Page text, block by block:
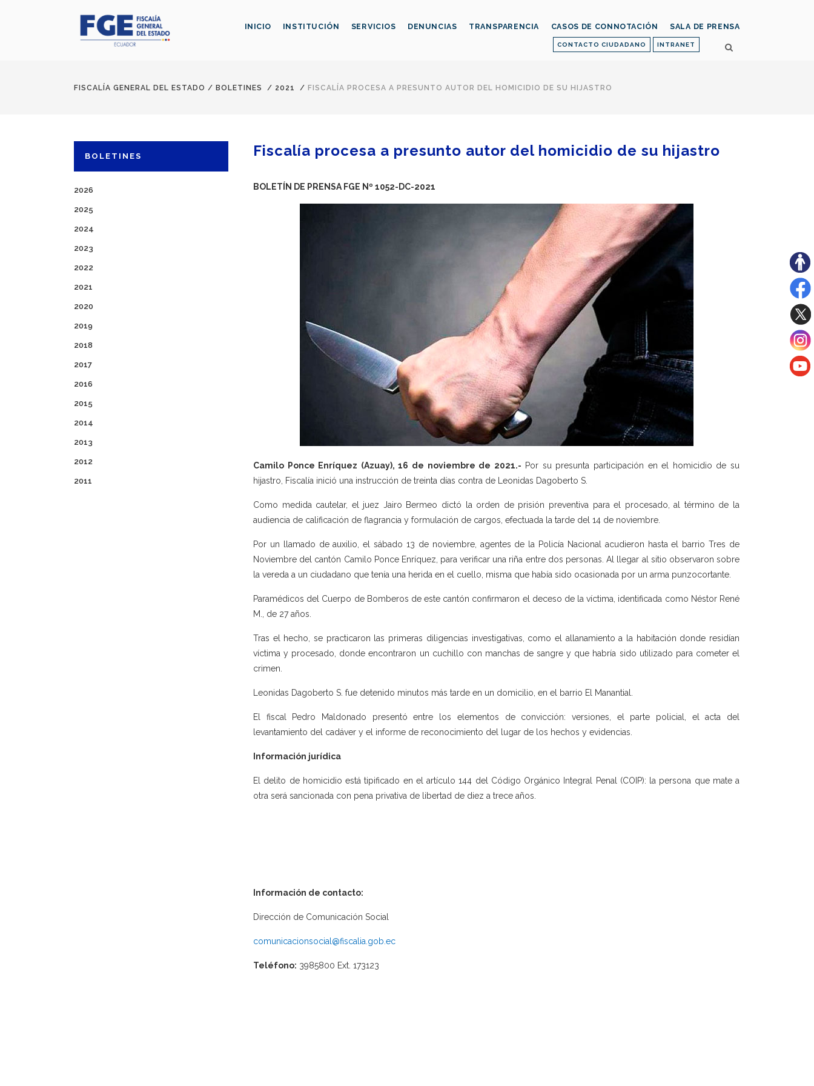
CONTACTO CIUDADANO INTRANET
INICIO INSTITUCIÓN SERVICIOS DENUNCIAS TRANSPARENCIA CASOS DE CONNOTACIÓN SALA DE PRENSA
FISCALÍA GENERAL DEL ESTADO / BOLETINES / 2021 / FISCALÍA PROCESA A PRESUNTO AUTOR DEL HOMICIDIO DE SU HIJASTRO
BOLETINES
2026
2025
2024
2023
2022
2021
2020
2019
2018
2017
2016
2015
2014
2013
2012
2011
Fiscalía procesa a presunto autor del homicidio de su hijastro
BOLETÍN DE PRENSA FGE Nº 1052-DC-2021
Camilo Ponce Enríquez (Azuay), 16 de noviembre de 2021.- Por su presunta participación en el homicidio de su
hijastro, Fiscalía inició una instrucción de treinta días contra de Leonidas Dagoberto S.
Como medida cautelar, el juez Jairo Bermeo dictó la orden de prisión preventiva para el procesado, al término de la
audiencia de calificación de flagrancia y formulación de cargos, efectuada la tarde del 14 de noviembre.
Por un llamado de auxilio, el sábado 13 de noviembre, agentes de la Policía Nacional acudieron hasta el barrio Tres de
Noviembre del cantón Camilo Ponce Enríquez, para verificar una riña entre dos personas. Al llegar al sitio observaron sobre
la vereda a un ciudadano que tenía una herida en el cuello, misma que había sido ocasionada por un arma punzocortante.
Paramédicos del Cuerpo de Bomberos de este cantón confirmaron el deceso de la víctima, identificada como Néstor René
M., de 27 años.
Tras el hecho, se practicaron las primeras diligencias investigativas, como el allanamiento a la habitación donde residían
víctima y procesado, donde encontraron un cuchillo con manchas de sangre y que habría sido utilizado para cometer el
crimen.
Leonidas Dagoberto S. fue detenido minutos más tarde en un domicilio, en el barrio El Manantial.
El fiscal Pedro Maldonado presentó entre los elementos de convicción: versiones, el parte policial, el acta del
levantamiento del cadáver y el informe de reconocimiento del lugar de los hechos y evidencias.
Información jurídica
El delito de homicidio está tipificado en el artículo 144 del Código Orgánico Integral Penal (COIP): la persona que mate a
otra será sancionada con pena privativa de libertad de diez a trece años.
Información de contacto:
Dirección de Comunicación Social
comunicacionsocial@fiscalia.gob.ec
Teléfono: 3985800 Ext. 173123